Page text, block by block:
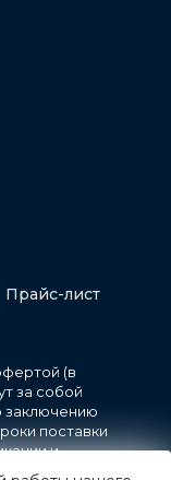
Прайс-лист
(в
за собой
заключению
поставки
и
на